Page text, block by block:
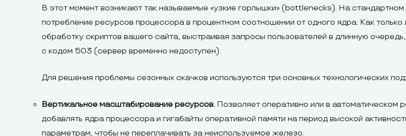
В этот момент возникают так называемые «узкие горлышки» (bottlenecks). На
потребление ресурсов процессора в процентном соотношении от одного ядра. Как
обработку скриптов вашего сайта, выстраивая запросы пользователей в длинную
с кодом 503 (сервер временно недоступен).
Для решения проблемы сезонных скачков используются три основных технологических
Вертикальное масштабирование ресурсов. Позволяет оперативно или в автоматическом
добавлять ядра процессора и гигабайты оперативной памяти на период высокой
параметрам, чтобы не переплачивать за неиспользуемое железо.